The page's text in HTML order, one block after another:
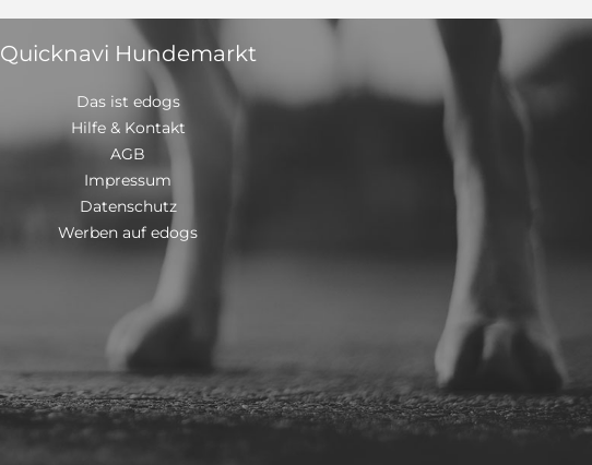
Quicknavi Hundemarkt
Das ist edogs
Hilfe & Kontakt
AGB
Impressum
Datenschutz
Werben auf edogs